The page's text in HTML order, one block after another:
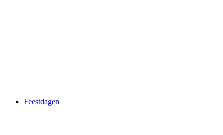
Feestdagen